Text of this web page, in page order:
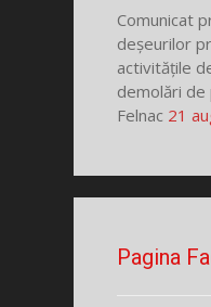
Comunicat
deșeurilor
activitățile
demolări de
Felnac 21
Pagina